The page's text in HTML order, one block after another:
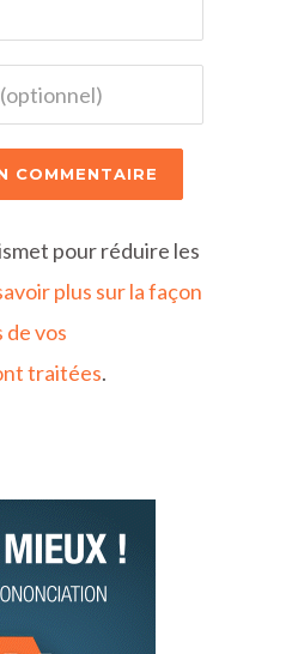
pour réduire les
plus sur la façon
de vos
traitées.